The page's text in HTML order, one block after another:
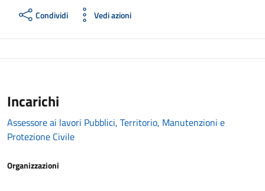
Condividi Vedi azioni
Incarichi
Assessore ai lavori Pubblici, Territorio, Manutenzioni e
Protezione Civile
Organizzazioni